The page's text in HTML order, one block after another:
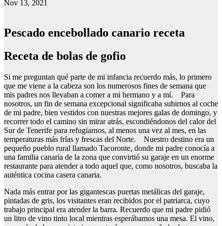
Nov 13, 2021
Pescado encebollado canario receta
Receta de bolas de gofio
Si me preguntan qué parte de mi infancia recuerdo más, lo primero
que me viene a la cabeza son los numerosos fines de semana que
mis padres nos llevaban a comer a mi hermano y a mí. Para
nosotros, un fin de semana excepcional significaba subirnos al coche
de mi padre, bien vestidos con nuestras mejores galas de domingo, y
recorrer todo el camino sin mirar atrás, escondiéndonos del calor del
Sur de Tenerife para refugiarnos, al menos una vez al mes, en las
temperaturas más frías y frescas del Norte. Nuestro destino era un
pequeño pueblo rural llamado Tacoronte, donde mi padre conocía a
una familia canaria de la zona que convirtió su garaje en un enorme
restaurante para atender a todo aquel que, como nosotros, buscaba la
auténtica cocina casera canaria.
Nada más entrar por las gigantescas puertas metálicas del garaje,
pintadas de gris, los visitantes eran recibidos por el patriarca, cuyo
trabajo principal era atender la barra. Recuerdo que mi padre pidió
un litro de vino tinto local mientras esperábamos una mesa. El vino,